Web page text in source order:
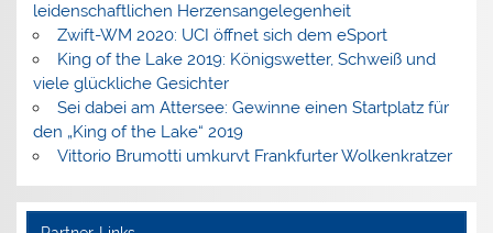
leidenschaftlichen Herzensangelegenheit
Zwift-WM 2020: UCI öffnet sich dem eSport
King of the Lake 2019: Königswetter, Schweiß und
viele glückliche Gesichter
Sei dabei am Attersee: Gewinne einen Startplatz für
den „King of the Lake“ 2019
Vittorio Brumotti umkurvt Frankfurter Wolkenkratzer